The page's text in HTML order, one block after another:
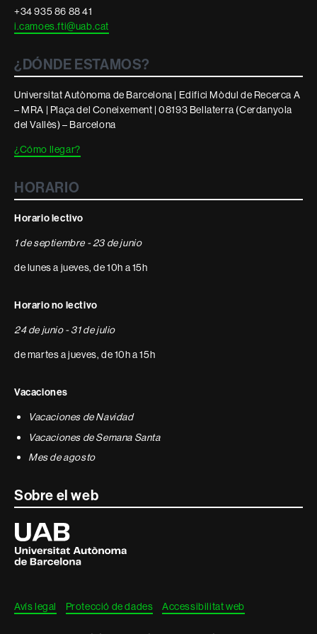
legal
+34 935 86 88 41
i.camoes.fti@uab.cat
¿DÓNDE ESTAMOS?
Universitat Autònoma de Barcelona | Edifici Mòdul de Recerca A
– MRA | Plaça del Coneixement | 08193 Bellaterra (Cerdanyola
del Vallès) – Barcelona
¿Cómo llegar?
HORARIO
Horario lectivo
1 de septiembre - 23 de junio
de lunes a jueves, de 10h a 15h
Horario no lectivo
24 de junio - 31 de julio
de martes a jueves, de 10h a 15h
Vacaciones
Vacaciones de Navidad
Vacaciones de Semana Santa
Mes de agosto
Sobre el web
Universitat
Autònoma
de
Barcelona
Avís legal Protecció de dades Accessibilitat web